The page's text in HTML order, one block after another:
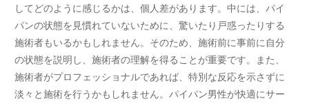
してどのように感じるかは、個人差があります。中には、パイ
パンの状態を見慣れていないために、驚いたり戸惑ったりする
施術者もいるかもしれません。そのため、施術前に事前に自分
の状態を説明し、施術者の理解を得ることが重要です。また、
施術者がプロフェッショナルであれば、特別な反応を示さずに
淡々と施術を行うかもしれません。パイパン男性が快適にサー